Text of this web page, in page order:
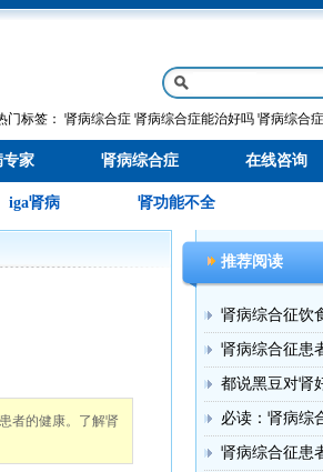
门标签： 肾病综合症 肾病综合症能治好吗 肾病综合
专家 肾病综合症 在线咨询
iga肾病 肾功能不全
者的健康。了解肾
推荐阅读
肾病综合征饮
肾病综合征患
都说黑豆对肾
必读：肾病综
肾病综合征患